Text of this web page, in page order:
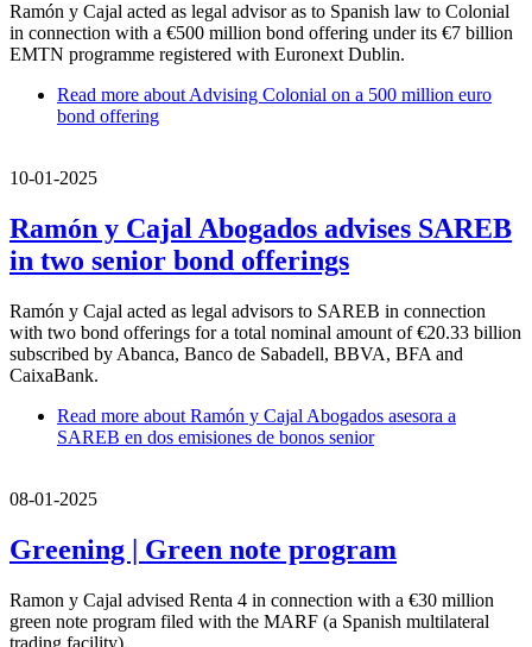
Ramón y Cajal acted as legal advisor as to Spanish law to Colonial
in connection with a €500 million bond offering under its €7 billion
EMTN programme registered with Euronext Dublin.
Read more about Advising Colonial on a 500 million euro
bond offering
10-01-2025
Ramón y Cajal Abogados advises SAREB
in two senior bond offerings
Ramón y Cajal acted as legal advisors to SAREB in connection
with two bond offerings for a total nominal amount of €20.33 billion
subscribed by Abanca, Banco de Sabadell, BBVA, BFA and
CaixaBank.
Read more about Ramón y Cajal Abogados asesora a
SAREB en dos emisiones de bonos senior
08-01-2025
Greening | Green note program
Ramon y Cajal advised Renta 4 in connection with a €30 million
green note program filed with the MARF (a Spanish multilateral
trading facility).